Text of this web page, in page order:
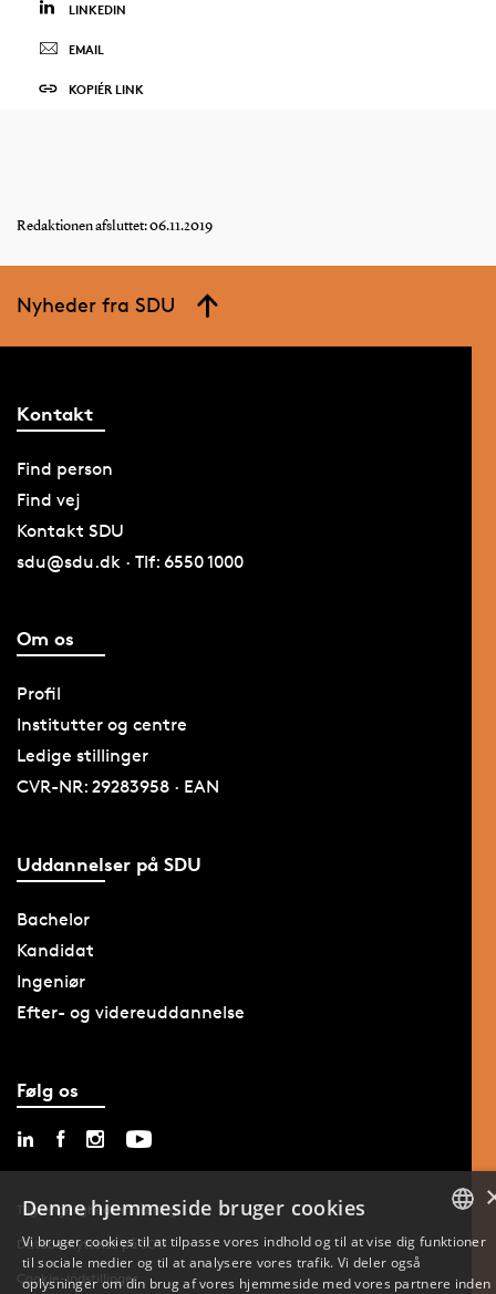
LINKEDIN
EMAIL
KOPIÉR LINK
Redaktionen afsluttet: 06.11.2019
Nyheder fra SDU
Kontakt
Find person
Find vej
Kontakt SDU
sdu@sdu.dk · Tlf: 6550 1000
Om os
Profil
Institutter og centre
Ledige stillinger
CVR-NR: 29283958 · EAN
Uddannelser på SDU
Bachelor
Kandidat
Ingeniør
Efter- og videreuddannelse
Følg os
Tilgængelighedserklæring
Databeskyttelse på SDU
Cookie-indstillinger
Denne hjemmeside bruger cookies
Vi bruger cookies til at tilpasse vores indhold og til at vise dig funktioner
til sociale medier og til at analysere vores trafik. Vi deler også
oplysninger om din brug af vores hjemmeside med vores partnere inden